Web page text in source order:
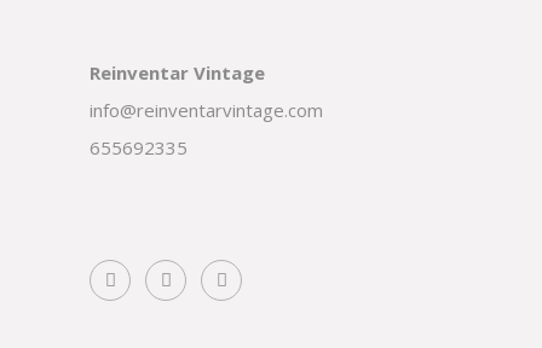
Reinventar Vintage
info@reinventarvintage.com
655692335